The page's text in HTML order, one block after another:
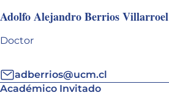
Adolfo Alejandro Berrios Villarroel
Doctor
adberrios@ucm.cl
Académico Invitado